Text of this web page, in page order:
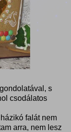
s
csodálatos
falát nem
arra, nem lesz